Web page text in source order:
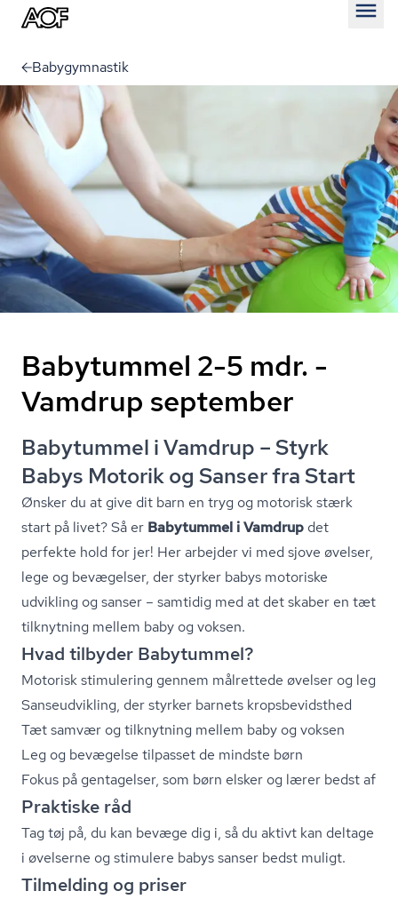
Babygymnastik
Babytummel 2-5 mdr. -
Vamdrup september
Babytummel i Vamdrup – Styrk
Babys Motorik og Sanser fra Start
Ønsker du at give dit barn en tryg og motorisk stærk
start på livet? Så er Babytummel i Vamdrup det
perfekte hold for jer! Her arbejder vi med sjove øvelser,
lege og bevægelser, der styrker babys motoriske
udvikling og sanser – samtidig med at det skaber en tæt
tilknytning mellem baby og voksen.
Hvad tilbyder Babytummel?
Motorisk stimulering gennem målrettede øvelser og leg
Sanseudvikling, der styrker barnets kro­ps­be­vidst­hed
Tæt samvær og tilknytning mellem baby og voksen
Leg og bevægelse tilpasset de mindste børn
Fokus på gentagelser, som børn elsker og lærer bedst af
Praktiske råd
Tag tøj på, du kan bevæge dig i, så du aktivt kan deltage
i øvelserne og stimulere babys sanser bedst muligt.
Tilmelding og priser